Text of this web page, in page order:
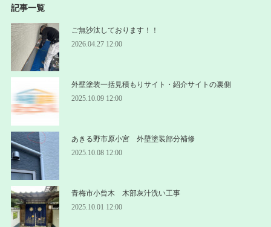
記事一覧
ご無沙汰しております！！
2026.04.27 12:00
外壁塗装一括見積もりサイト・紹介サイトの裏側
2025.10.09 12:00
あきる野市原小宮 外壁塗装部分補修
2025.10.08 12:00
青梅市小曾木 木部灰汁洗い工事
2025.10.01 12:00